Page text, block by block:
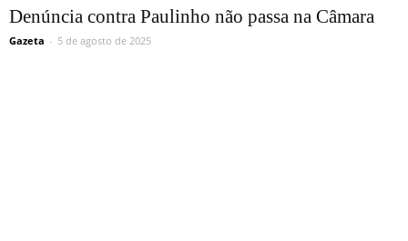
Denúncia contra Paulinho não passa na Câmara
Gazeta - 5 de agosto de 2025